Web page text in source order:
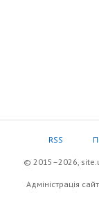
RSS
© 2015–2026,
Адміністрація